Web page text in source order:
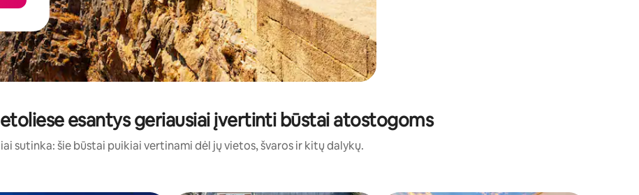
esantys geriausiai įvertinti būstai atostogoms
sutinka: šie būstai puikiai vertinami dėl jų vietos, švaros ir kitų dalykų.